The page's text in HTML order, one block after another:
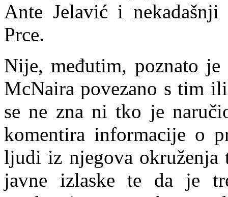
Ante Jelavić i nekadašnji
Prce.
Nije, međutim, poznato
McNaira povezano s tim
se ne zna ni tko je
komentira informacije o
ljudi iz njegova okruženja
javne izlaske te da je